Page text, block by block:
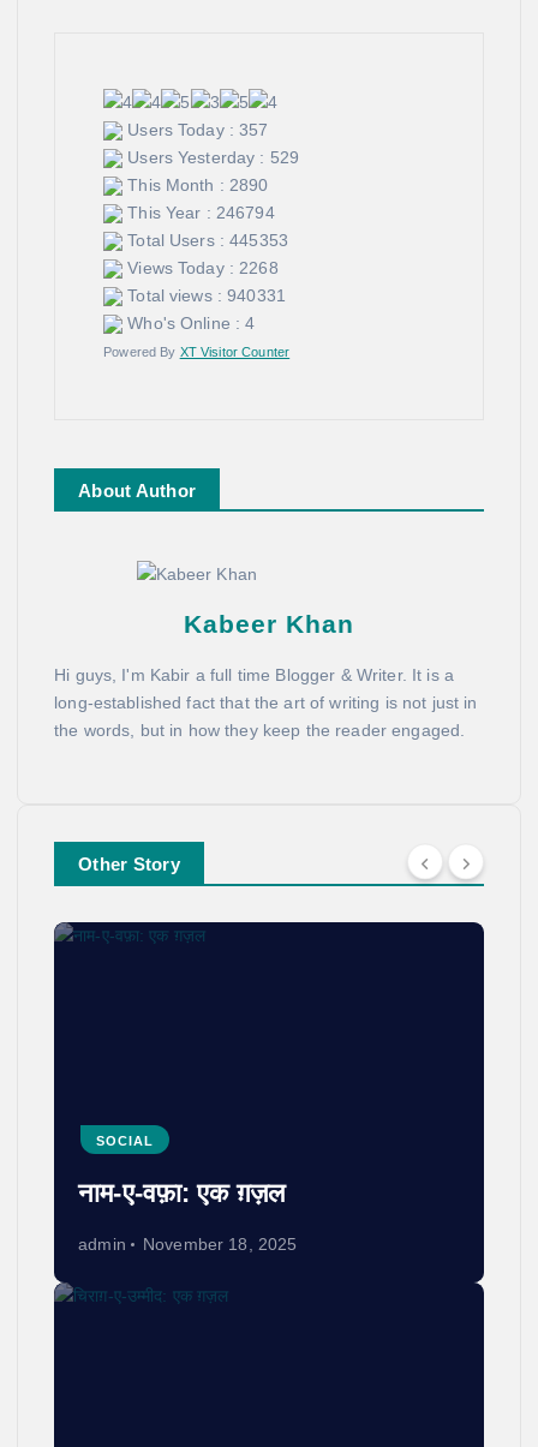
Users Today : 357
Users Yesterday : 529
This Month : 2890
This Year : 246794
Total Users : 445353
Views Today : 2268
Total views : 940331
Who's Online : 4
Powered By XT Visitor Counter
About Author
Kabeer Khan
Hi guys, I'm Kabir a full time Blogger & Writer. It is a
long-established fact that the art of writing is not just in
the words, but in how they keep the reader engaged.
Other Story
SOCIAL
नाम-ए-वफ़ा: एक ग़ज़ल
admin November 18, 2025